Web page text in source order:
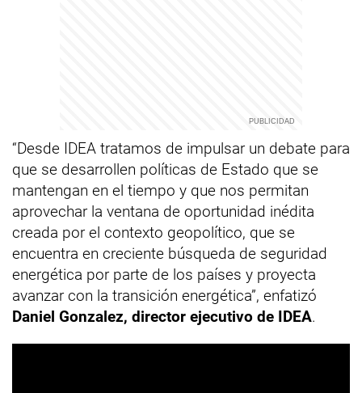
“Desde IDEA tratamos de impulsar un debate para
que se desarrollen políticas de Estado que se
mantengan en el tiempo y que nos permitan
aprovechar la ventana de oportunidad inédita
creada por el contexto geopolítico, que se
encuentra en creciente búsqueda de seguridad
energética por parte de los países y proyecta
avanzar con la transición energética”, enfatizó
Daniel Gonzalez, director ejecutivo de IDEA.